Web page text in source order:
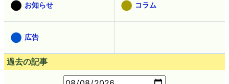
お知らせ コラム
広告
過去の記事